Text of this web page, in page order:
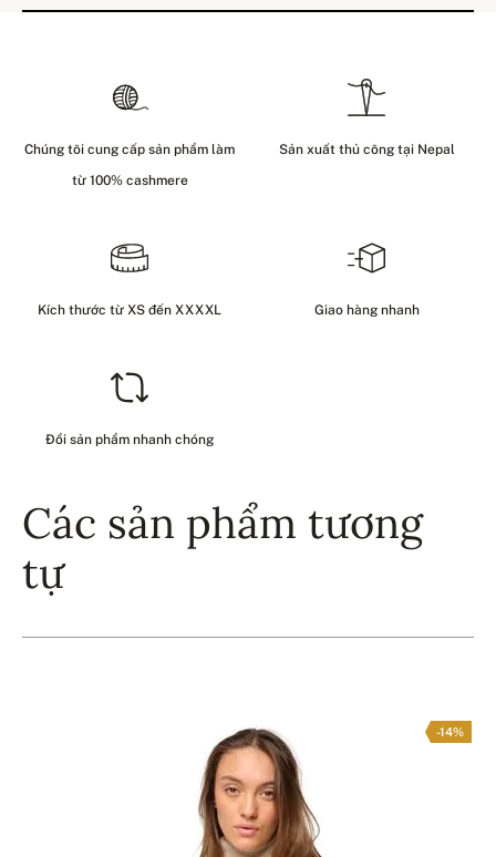
Chúng tôi cung cấp sản phẩm làm
từ 100% cashmere
Sản xuất thủ công tại Nepal
Kích thước từ XS đến XXXXL Giao hàng nhanh
Đổi sản phẩm nhanh chóng
Các sản phẩm tương
tự
-14%